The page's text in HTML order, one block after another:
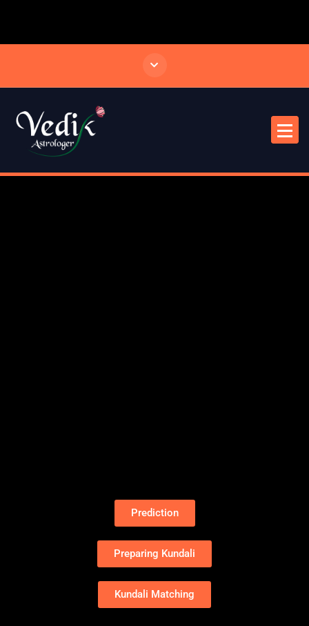
Prediction
Preparing Kundali
Kundali Matching